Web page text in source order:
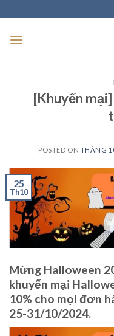
to
content
[Khuyến
POSTED ON THÁNG
25
Th10
Mừng Halloween
khuyến mại
10% cho mọi đơn
25-31/10/2024.